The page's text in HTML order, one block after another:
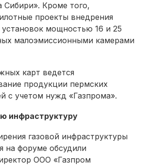
Сибири». Кроме того,
проекты внедрения
установок мощностью 16 и 25
малоэмиссионными камерами
карт ведется
продукции пермских
с учетом нужд «Газпрома».
инфраструктуру
газовой инфраструктуры
на форуме обсудили
ООО «Газпром